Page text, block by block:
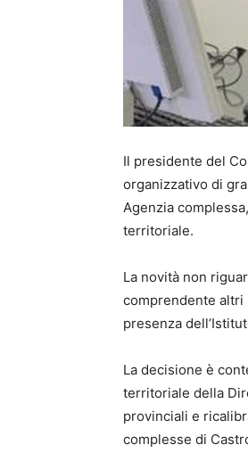
Il presidente del
organizzativo di
Agenzia
territoriale.
La novità non
comprendente altri
presenza
La decisione è
territoriale della
provinciali e
complesse di